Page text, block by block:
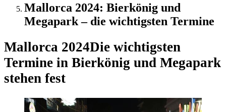
Mallorca 2024: Bierkönig und
Megapark – die wichtigsten Termine
Mallorca 2024Die wichtigsten
Termine in Bierkönig und Megapark
stehen fest